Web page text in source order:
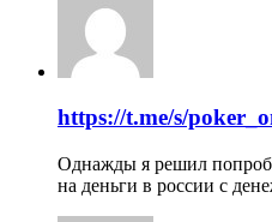
https://t.me/s/
Однажды я решил
на деньги в россии с